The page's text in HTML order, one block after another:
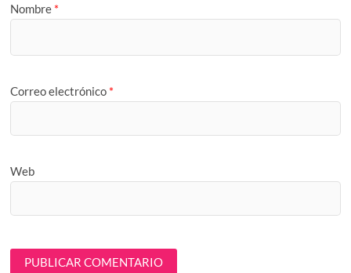
Nombre *
Correo electrónico *
Web